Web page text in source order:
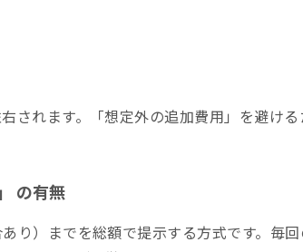
されます。「想定外の追加費用」を避け
の有無
り）までを総額で提示する方式です。毎